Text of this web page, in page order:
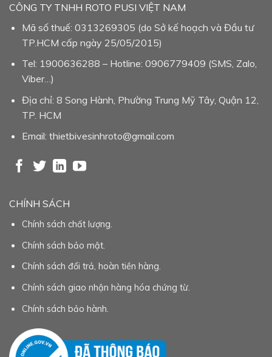
CÔNG TY TNHH ROTO PUSI VIỆT NAM
Mã số thuế: 0313269305 (do Sở kế hoạch và Đầu tư
TP.HCM cấp ngày 25/05/2015)
Tel: 1900636288 – Hotline: 0906779409 (SMS, Zalo,
Viber…)
Địa chỉ: 8 Song Hành, Phường Trung Mỹ Tây, Quận 12,
TP. HCM
Email: thietbivesinhroto@gmail.com
CHÍNH SÁCH
Chính sách chất lượng.
Chính sách bảo mật.
Chính sách đổi trả, hoàn tiền hàng.
Chính sách giao nhận hàng hóa chứng từ.
Chính sách bảo hành.